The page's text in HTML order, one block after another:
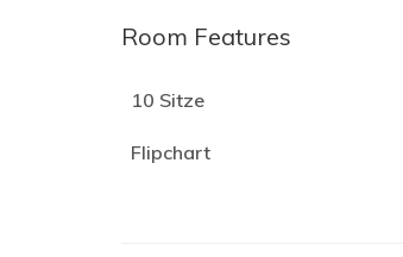
Room Features
10 Sitze
Flipchart